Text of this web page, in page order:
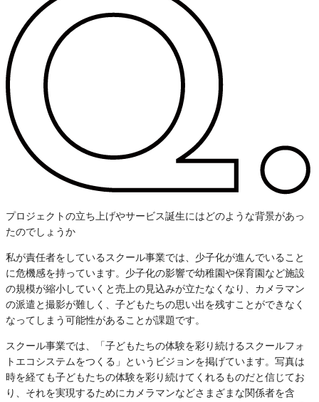
プロジェクトの立ち上げやサービス誕生にはどのような背景があっ
たのでしょうか
私が責任者をしているスクール事業では、少子化が進んでいること
に危機感を持っています。少子化の影響で幼稚園や保育園など施設
の規模が縮小していくと売上の見込みが立たなくなり、カメラマン
の派遣と撮影が難しく、子どもたちの思い出を残すことができなく
なってしまう可能性があることが課題です。
スクール事業では、「子どもたちの体験を彩り続けるスクールフォ
トエコシステムをつくる」というビジョンを掲げています。写真は
時を経ても子どもたちの体験を彩り続けてくれるものだと信じてお
り、それを実現するためにカメラマンなどさまざまな関係者を含